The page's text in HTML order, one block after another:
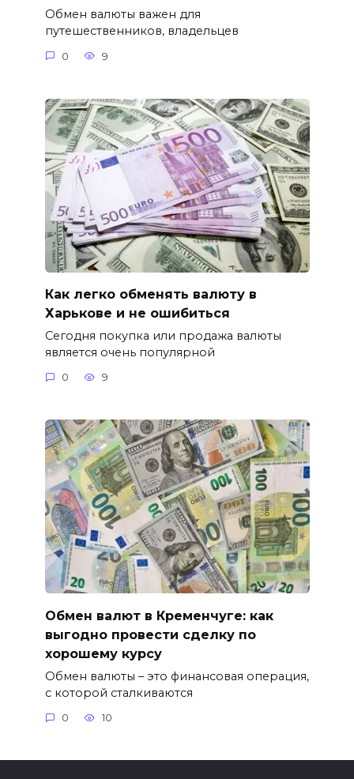
Обмен валюты важен для
путешественников, владельцев
0 9
Как легко обменять валюту в
Харькове и не ошибиться
Сегодня покупка или продажа валюты
является очень популярной
0 9
Обмен валют в Кременчуге: как
выгодно провести сделку по
хорошему курсу
Обмен валюты – это финансовая операция,
с которой сталкиваются
0 10